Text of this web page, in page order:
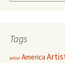
Tags
actor America